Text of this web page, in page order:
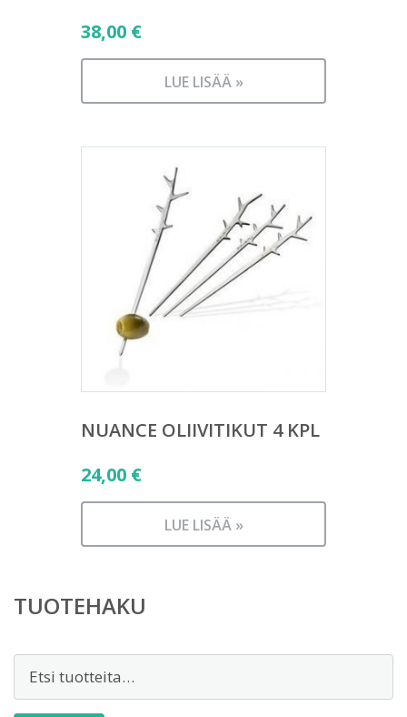
38,00 €
LUE LISÄÄ »
NUANCE OLIIVITIKUT 4 KPL
24,00 €
LUE LISÄÄ »
TUOTEHAKU
Etsi: